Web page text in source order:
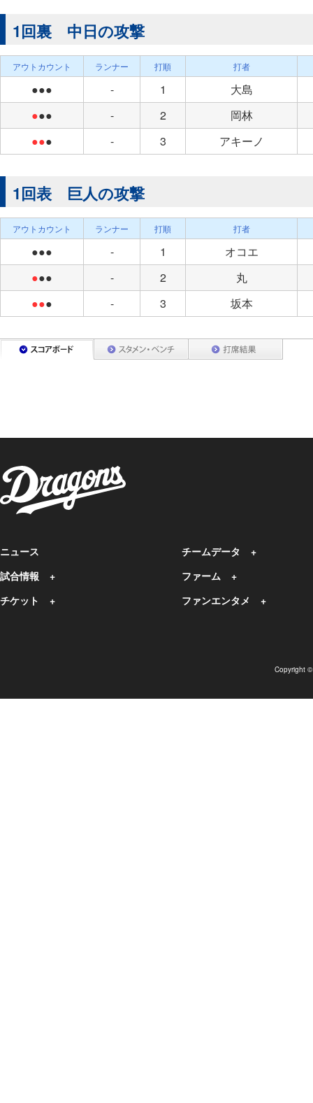
1回裏 中日の攻撃
アウトカウント ランナー 打順 打者
●●● - 1
大島
●●● - 2
岡林
●●● - 3 アキーノ
1回表 巨人の攻撃
アウトカウント ランナー 打順 打者
●●● - 1
オコエ
●●● - 2
丸
●●● - 3 坂本
ニュース
試合情報
チケット
チームデータ
ファーム
ファンエンタメ
Copyright